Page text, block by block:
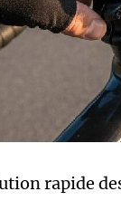
rapide